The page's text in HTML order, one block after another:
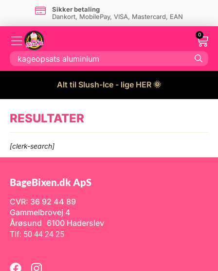
Sikker betaling
Dankort, MobilePay, VISA, Mastercard, EAN
0
Alt til Slush-Ice - lige HER 🌞
RESULTATER
[clerk-search]
BageBixen.dk ApS
CVR: 36 92 44 89
Gammelbrovej 4
Årøsund 6100 Haderslev
Tlf: 50 44 24 25